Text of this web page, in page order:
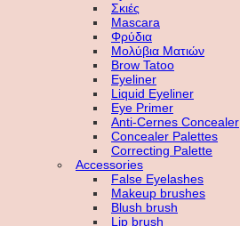
Σκιές
Mascara
Φρύδια
Μολύβια Ματιών
Brow Tatoo
Eyeliner
Liquid Eyeliner
Eye Primer
Anti-Cernes Concealer
Concealer Palettes
Correcting Palette
Accessories
False Eyelashes
Makeup brushes
Blush brush
Lip brush